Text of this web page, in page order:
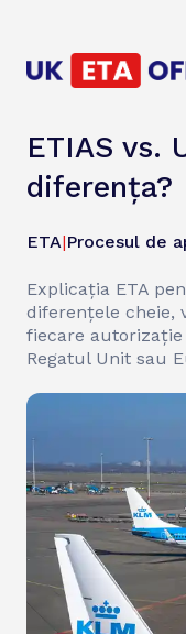
ETIAS vs.
diferența?
ETA|Procesul de
Explicația ETA
diferențele cheie,
fiecare
Regatul Unit sau